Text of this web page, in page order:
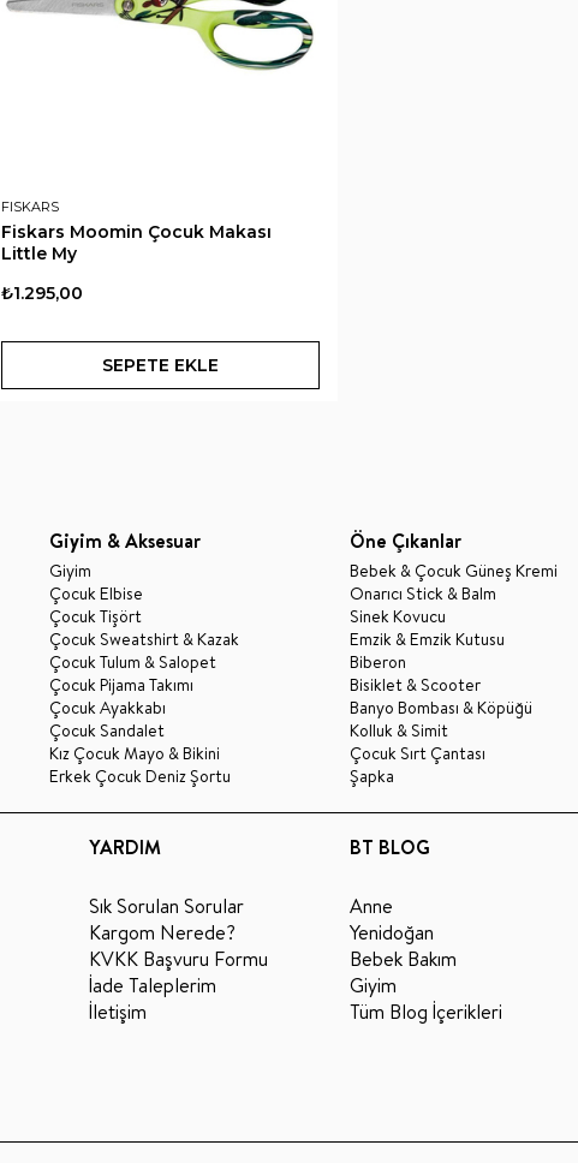
FISKARS
Fiskars Moomin Çocuk Makası
Little My
₺1.295,00
SEPETE EKLE
Giyim & Aksesuar
Giyim
Çocuk Elbise
Çocuk Tişört
Çocuk Sweatshirt & Kazak
Çocuk Tulum & Salopet
Çocuk Pijama Takımı
Çocuk Ayakkabı
Çocuk Sandalet
Kız Çocuk Mayo & Bikini
Erkek Çocuk Deniz Şortu
Öne Çıkanlar
Bebek & Çocuk Güneş Kremi
Onarıcı Stick & Balm
Sinek Kovucu
Emzik & Emzik Kutusu
Biberon
Bisiklet & Scooter
Banyo Bombası & Köpüğü
Kolluk & Simit
Çocuk Sırt Çantası
Şapka
YARDIM
Sık Sorulan Sorular
Kargom Nerede?
KVKK Başvuru Formu
İade Taleplerim
İletişim
BT BLOG
Anne
Yenidoğan
Bebek Bakım
Giyim
Tüm Blog İçerikleri